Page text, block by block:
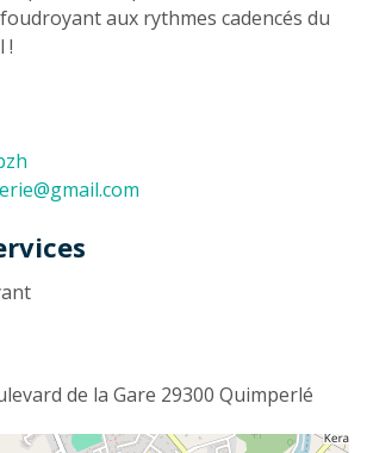
aux rythmes cadencés du
!
de la Gare 29300 Quimperlé